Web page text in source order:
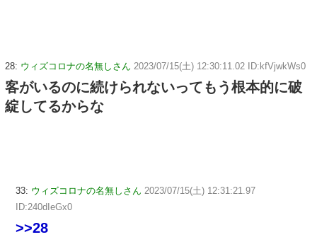
28: ウィズコロナの名無しさん 2023/07/15(土) 12:30:11.02 ID:kfVjwkWs0
客がいるのに続けられないってもう根本的に破
綻してるからな
33: ウィズコロナの名無しさん 2023/07/15(土) 12:31:21.97
ID:240dIeGx0
>>28